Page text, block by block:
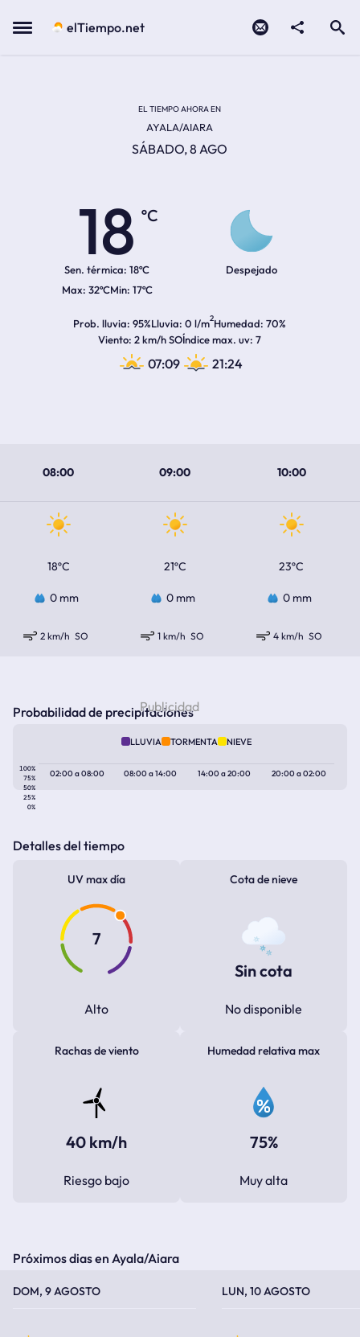
Menu elTiempo.net
EL TIEMPO AHORA EN
AYALA/AIARA
SÁBADO, 8 AGO
18
ºC
Sen. térmica: 18ºC
32ºC 17ºC
Despejado
Prob. lluvia 95%Lluvia 0 l/m2Humedad 70%
Viento 2 km/h SOÍndice max. uv 7
07:09 21:24
08:00 09:00 10:00
18ºC 21ºC 23ºC
0 mm 0 mm 0 mm
2 km/h SO 1 km/h SO 4 km/h SO
Probabilidad de precipitaciones
LLUVIA TORMENTA NIEVE
100%
75%
50%
25%
0%
02:00a08:00 08:00a14:00 14:00a20:00 20:00a02:00
Detalles del tiempo
UV max día
7
Alto
Cota de nieve
Sin cota
No disponible
Rachas de viento
40 km/h
Riesgo bajo
Humedad relativa max
75%
Muy alta
Próximos dias en Ayala/Aiara
DOM, 9 AGOSTO LUN, 10 AGOSTO